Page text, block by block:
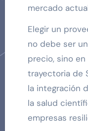
mercado
Elegir un
no debe ser
precio, sino
trayectoria de
la integración
la salud
empresas